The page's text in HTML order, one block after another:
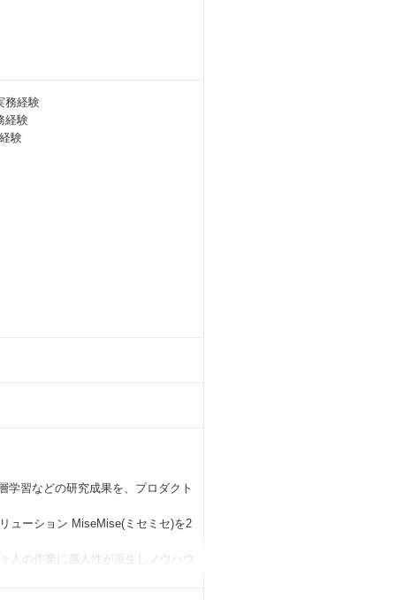
務経験
経験
験
学習などの研究成果を、プロダクト
ューション MiseMise(ミセミセ)を2
人の作業に属人性が派生しノウハウ